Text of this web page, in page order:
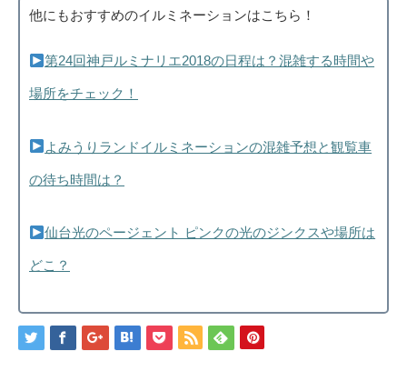
他にもおすすめのイルミネーションはこちら！
第24回神戸ルミナリエ2018の日程は？混雑する時間や
場所をチェック！
よみうりランドイルミネーションの混雑予想と観覧車
の待ち時間は？
仙台光のページェント ピンクの光のジンクスや場所は
どこ？